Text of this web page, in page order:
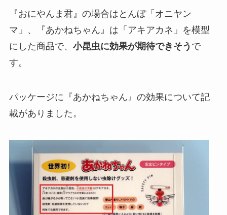
『おにやんま君』の場合はとんぼ「オニヤン
マ」、『あかねちゃん』は「アキアカネ」を模型
にした商品で、 小昆虫に効果が期待できそう で
す。
パッケージに『あかねちゃん』の効果について記
載がありました。